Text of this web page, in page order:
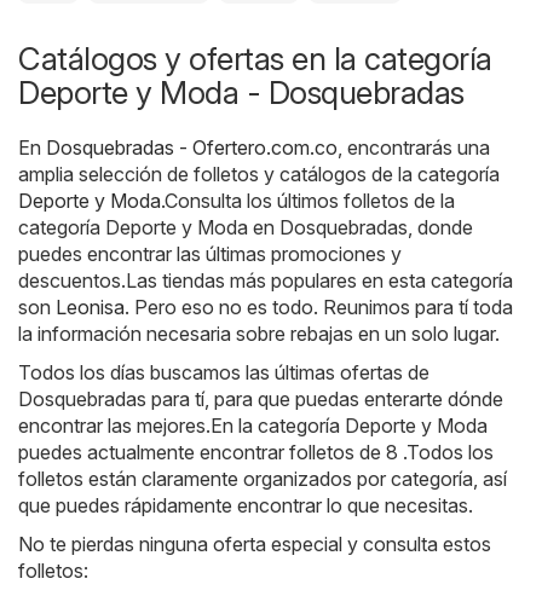
Catálogos y ofertas en la categoría
Deporte y Moda - Dosquebradas
En Dosquebradas - Ofertero.com.co, encontrarás una
amplia selección de folletos y catálogos de la categoría
Deporte y Moda.Consulta los últimos folletos de la
categoría Deporte y Moda en Dosquebradas, donde
puedes encontrar las últimas promociones y
descuentos.Las tiendas más populares en esta categoría
son Leonisa. Pero eso no es todo. Reunimos para tí toda
la información necesaria sobre rebajas en un solo lugar.
Todos los días buscamos las últimas ofertas de
Dosquebradas para tí, para que puedas enterarte dónde
encontrar las mejores.En la categoría Deporte y Moda
puedes actualmente encontrar folletos de 8 .Todos los
folletos están claramente organizados por categoría, así
que puedes rápidamente encontrar lo que necesitas.
No te pierdas ninguna oferta especial y consulta estos
folletos: